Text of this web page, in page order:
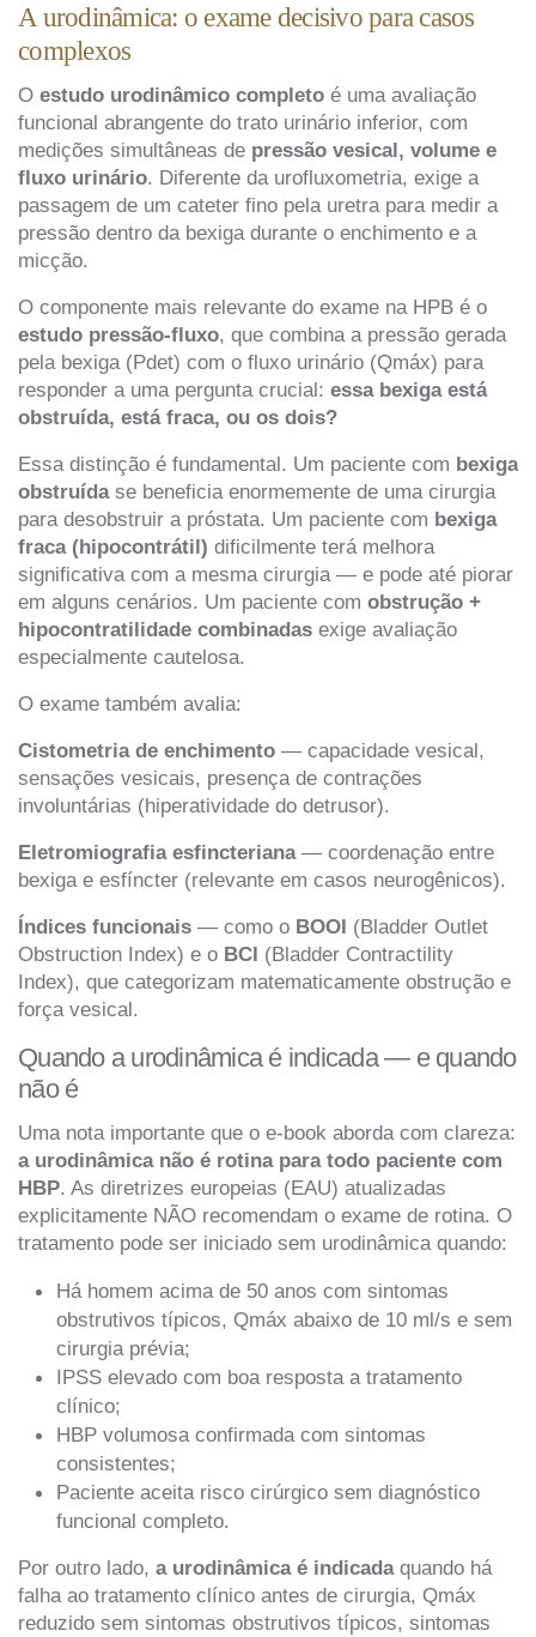
A urodinâmica: o exame decisivo para casos
complexos
O estudo urodinâmico completo é uma avaliação
funcional abrangente do trato urinário inferior, com
medições simultâneas de pressão vesical, volume e
fluxo urinário. Diferente da urofluxometria, exige a
passagem de um cateter fino pela uretra para medir a
pressão dentro da bexiga durante o enchimento e a
micção.
O componente mais relevante do exame na HPB é o
estudo pressão-fluxo, que combina a pressão gerada
pela bexiga (Pdet) com o fluxo urinário (Qmáx) para
responder a uma pergunta crucial: essa bexiga está
obstruída, está fraca, ou os dois?
Essa distinção é fundamental. Um paciente com bexiga
obstruídase beneficia enormemente de uma cirurgia
para desobstruir a próstata. Um paciente com bexiga
fraca (hipocontrátil) dificilmente terá melhora
significativa com a mesma cirurgia — e pode até piorar
em alguns cenários. Um paciente com obstrução +
hipocontratilidade combinadas exige avaliação
especialmente cautelosa.
O exame também avalia:
Cistometria de enchimento — capacidade vesical,
sensações vesicais, presença de contrações
involuntárias (hiperatividade do detrusor).
Eletromiografia esfincteriana— coordenação entre
bexiga e esfíncter (relevante em casos neurogênicos).
Índices funcionais — como o BOOI (Bladder Outlet
Obstruction Index) e o BCI (Bladder Contractility
Index), que categorizam matematicamente obstrução e
força vesical.
Quando a urodinâmica é indicada — e quando
não é
Uma nota importante que o e-book aborda com clareza:
a urodinâmica não é rotina para todo paciente com
HBP. As diretrizes europeias (EAU) atualizadas
explicitamente NÃO recomendam o exame de rotina. O
tratamento pode ser iniciado sem urodinâmica quando:
Há homem acima de 50 anos com sintomas
obstrutivos típicos, Qmáx abaixo de 10 ml/s e sem
cirurgia prévia;
IPSS elevado com boa resposta a tratamento
clínico;
HBP volumosa confirmada com sintomas
consistentes;
Paciente aceita risco cirúrgico sem diagnóstico
funcional completo.
Por outro lado, a urodinâmica é indicadaquando há
falha ao tratamento clínico antes de cirurgia, Qmáx
reduzido sem sintomas obstrutivos típicos, sintomas